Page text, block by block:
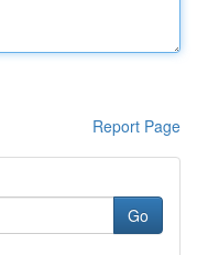
Report Page
Go